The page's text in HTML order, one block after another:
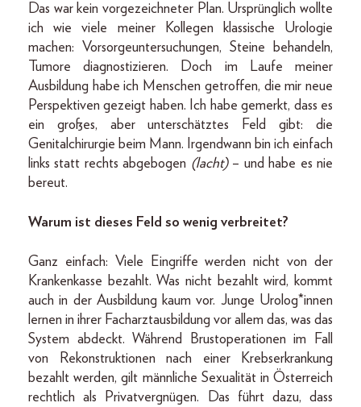
Das war kein vorgezeichneter Plan. Ursprünglich wollte
ich wie viele meiner Kollegen klassische Urologie
machen: Vorsorgeuntersuchungen, Steine behandeln,
Tumore diagnostizieren. Doch im Laufe meiner
Ausbildung habe ich Menschen getroffen, die mir neue
Perspektiven gezeigt haben. Ich habe gemerkt, dass es
ein großes, aber unterschätztes Feld gibt: die
Genitalchirurgie beim Mann. Irgendwann bin ich einfach
links statt rechts abgebogen (lacht)– und habe es nie
bereut.
Warum ist dieses Feld so wenig verbreitet?
Ganz einfach: Viele Eingriffe werden nicht von der
Krankenkasse bezahlt. Was nicht bezahlt wird, kommt
auch in der Ausbildung kaum vor. Junge Urolog*innen
lernen in ihrer Facharztausbildung vor allem das, was das
System abdeckt. Während Brustoperationen im Fall
von Rekonstruktionen nach einer Krebserkrankung
bezahlt werden, gilt männliche Sexualität in Österreich
rechtlich als Privatvergnügen. Das führt dazu, dass